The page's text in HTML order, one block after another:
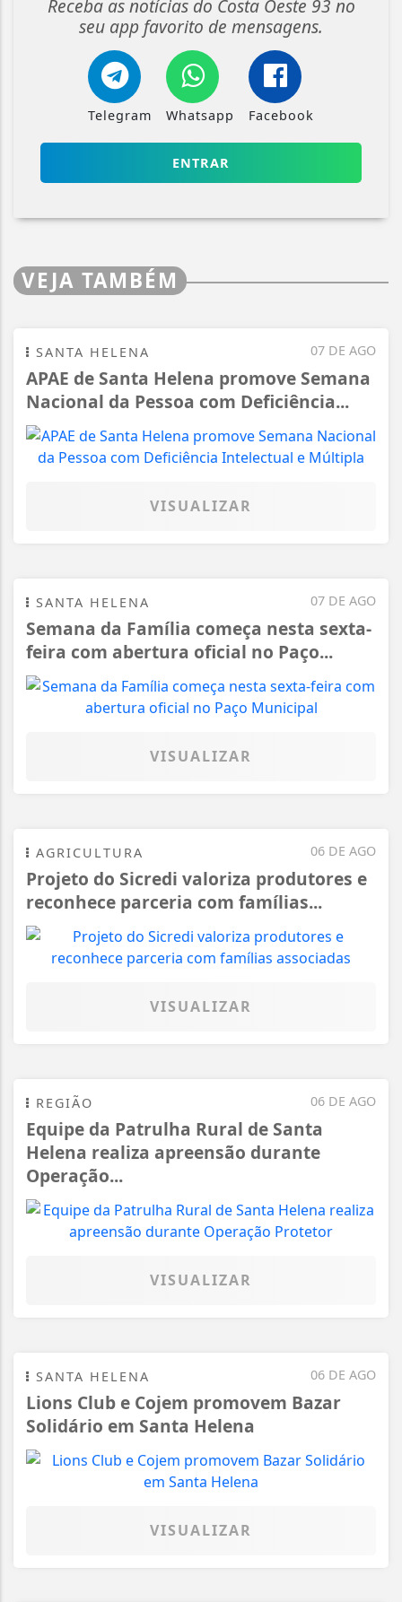
Receba as notícias do Costa Oeste 93 no
seu app favorito de mensagens.
Telegram Whatsapp Facebook
ENTRAR
VEJA TAMBÉM
07 DE AGO
SANTA HELENA
APAE de Santa Helena promove Semana
Nacional da Pessoa com Deficiência...
VISUALIZAR
07 DE AGO
SANTA HELENA
Semana da Família começa nesta sexta-
feira com abertura oficial no Paço...
VISUALIZAR
06 DE AGO
AGRICULTURA
Projeto do Sicredi valoriza produtores e
reconhece parceria com famílias...
VISUALIZAR
06 DE AGO
REGIÃO
Equipe da Patrulha Rural de Santa
Helena realiza apreensão durante
Operação...
VISUALIZAR
06 DE AGO
SANTA HELENA
Lions Club e Cojem promovem Bazar
Solidário em Santa Helena
VISUALIZAR